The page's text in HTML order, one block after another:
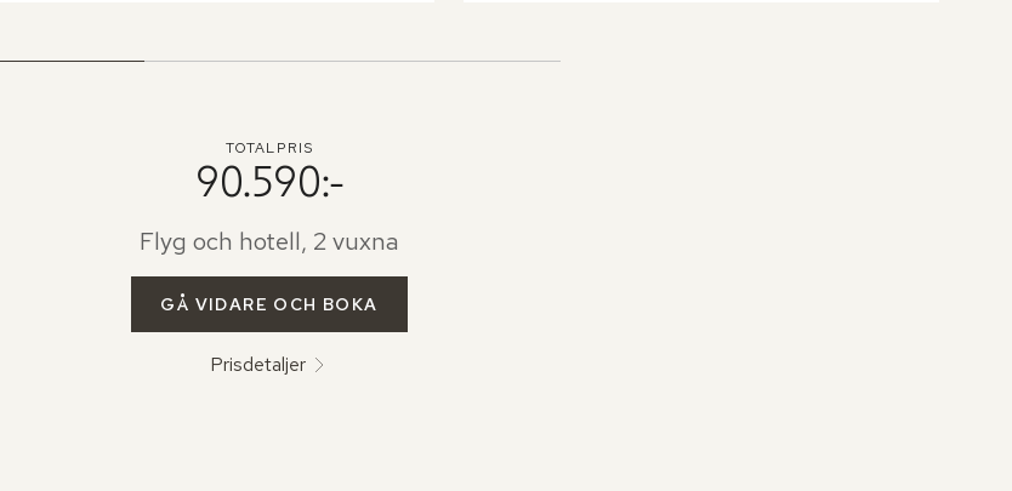
TOTALPRIS
90.590:-
Flyg och hotell, 2 vuxna
GÅ VIDARE OCH BOKA
Prisdetaljer